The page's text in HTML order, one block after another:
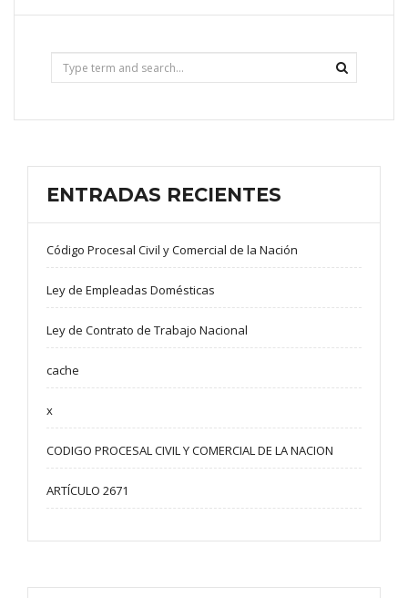
ENTRADAS RECIENTES
Código Procesal Civil y Comercial de la Nación
Ley de Empleadas Domésticas
Ley de Contrato de Trabajo Nacional
cache
x
CODIGO PROCESAL CIVIL Y COMERCIAL DE LA NACION
ARTÍCULO 2671